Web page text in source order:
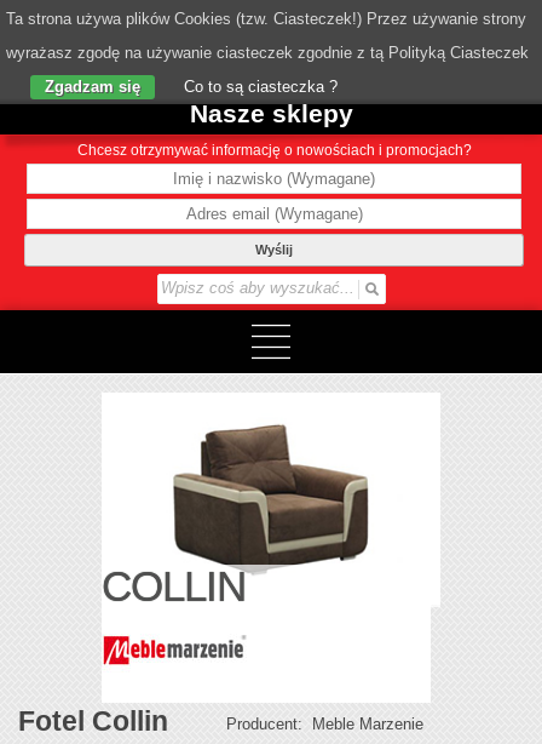
o Nas
Nasze sklepy
Chcesz otrzymywać informację o nowościach i promocjach?
Wyślij
COLLIN
Fotel Collin Producent: Meble Marzenie
Ta strona używa plików Cookies (tzw. Ciasteczek!) Przez używanie strony
wyrażasz zgodę na używanie ciasteczek zgodnie z tą Polityką Ciasteczek
Zgadzam się
Co to są ciasteczka ?